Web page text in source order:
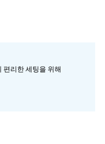
편리한 세팅을 위해